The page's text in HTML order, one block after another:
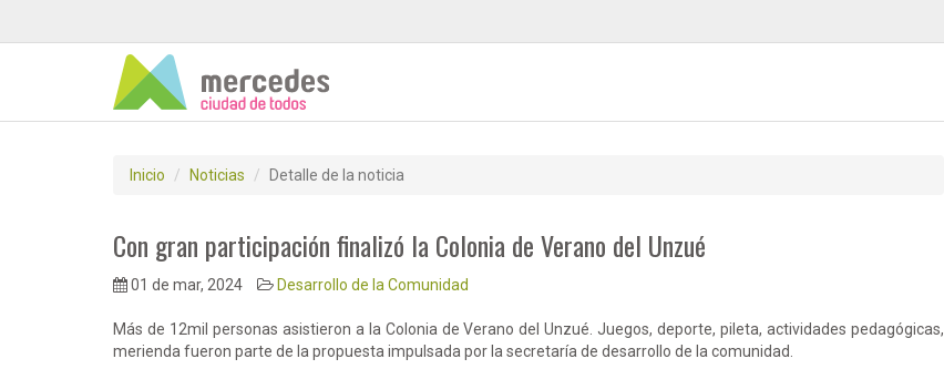
Inicio Noticias Detalle de la noticia
Con gran participación finalizó la Colonia de Verano del Unzué
01 de mar, 2024 Desarrollo de la Comunidad
Más de 12mil personas asistieron a la Colonia de Verano del Unzué. Juegos, deporte, pileta, actividades pedagógicas,
merienda fueron parte de la propuesta impulsada por la secretaría de desarrollo de la comunidad.